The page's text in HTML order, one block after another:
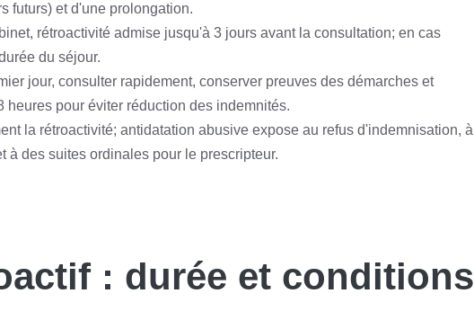
futurs) et d'une prolongation.
rétroactivité admise jusqu'à 3 jours avant la consultation; en cas
du séjour.
jour, consulter rapidement, conserver preuves des démarches et
pour éviter réduction des indemnités.
la rétroactivité; antidatation abusive expose au refus d'indemnisation, à
des suites ordinales pour le prescripteur.
: durée et conditions